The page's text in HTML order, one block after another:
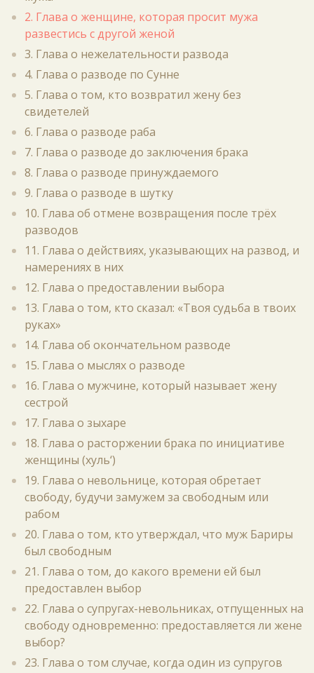
2. Глава о женщине, которая просит мужа
развестись с другой женой
3. Глава о нежелательности развода
4. Глава о разводе по Сунне
5. Глава о том, кто возвратил жену без
свидетелей
6. Глава о разводе раба
7. Глава о разводе до заключения брака
8. Глава о разводе принуждаемого
9. Глава о разводе в шутку
10. Глава об отмене возвращения после трёх
разводов
11. Глава о действиях, указывающих на развод, и
намерениях в них
12. Глава о предоставлении выбора
13. Глава о том, кто сказал: «Твоя судьба в твоих
руках»
14. Глава об окончательном разводе
15. Глава о мыслях о разводе
16. Глава о мужчине, который называет жену
сестрой
17. Глава о зыхаре
18. Глава о расторжении брака по инициативе
женщины (хуль‘)
19. Глава о невольнице, которая обретает
свободу, будучи замужем за свободным или
рабом
20. Глава о том, кто утверждал, что муж Бариры
был свободным
21. Глава о том, до какого времени ей был
предоставлен выбор
22. Глава о супругах-невольниках, отпущенных на
свободу одновременно: предоставляется ли жене
выбор?
23. Глава о том случае, когда один из супругов